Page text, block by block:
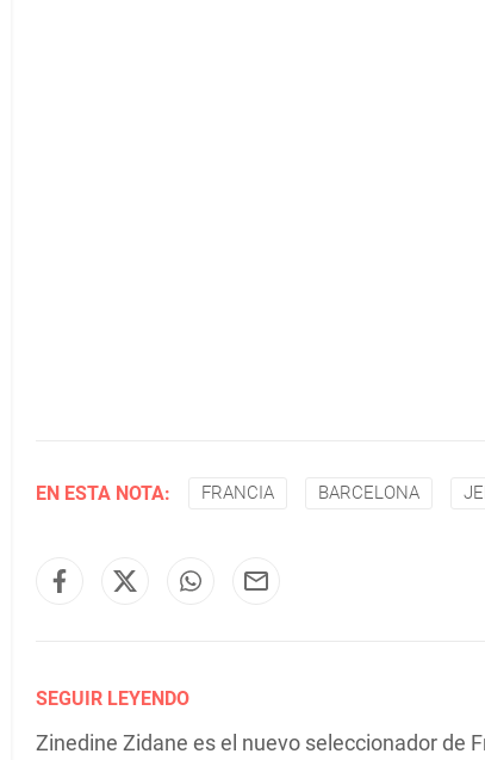
EN ESTA NOTA: FRANCIA BARCELONA
SEGUIR LEYENDO
Zinedine Zidane es el nuevo seleccionador de